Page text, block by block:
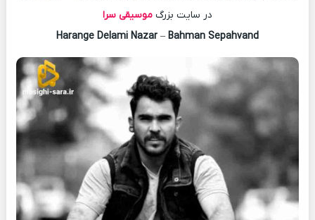
در سایت بزرگ موسیقی سرا
Harange Delami Nazar – Bahman Sepahvand